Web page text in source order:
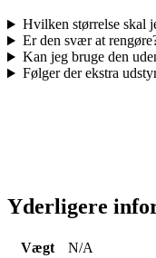
Hvilken størrelse skal
Er den svær at
Kan jeg bruge den
Følger der ekstra
Yderligere
Vægt N/A